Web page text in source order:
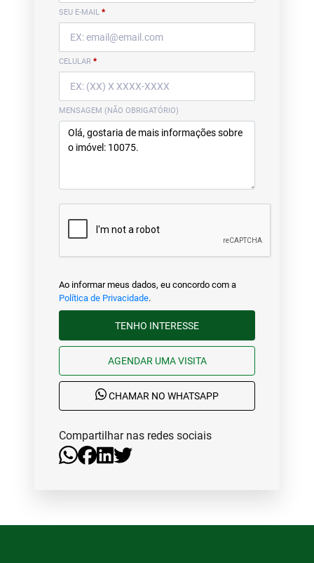
SEU E-MAIL *
CELULAR *
MENSAGEM (NÃO OBRIGATÓRIO)
Ao informar meus dados, eu concordo com a
Política de Privacidade.
TENHO INTERESSE
AGENDAR UMA VISITA
CHAMAR NO WHATSAPP
Compartilhar nas redes sociais